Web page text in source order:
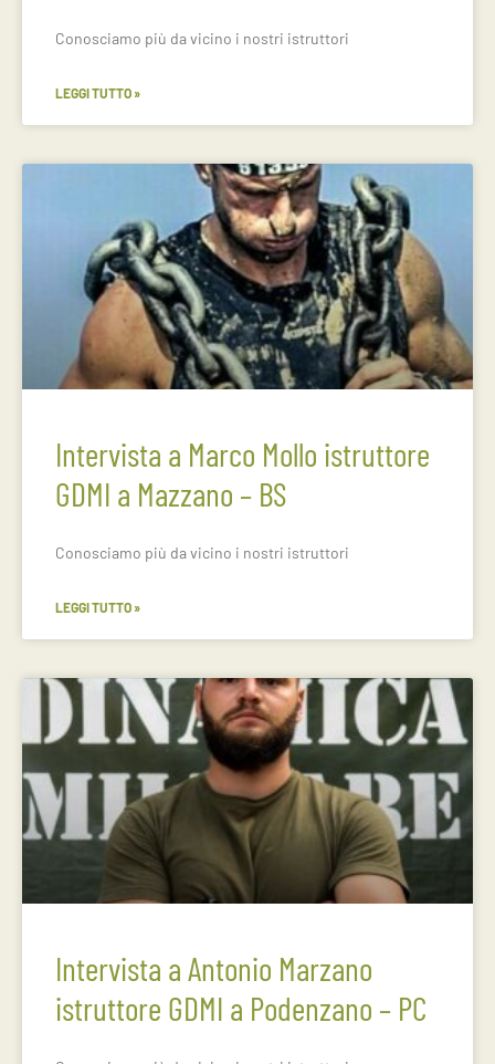
Conosciamo più da vicino i nostri istruttori
LEGGI TUTTO »
Intervista a Marco Mollo istruttore
GDMI a Mazzano – BS
Conosciamo più da vicino i nostri istruttori
LEGGI TUTTO »
Intervista a Antonio Marzano
istruttore GDMI a Podenzano – PC